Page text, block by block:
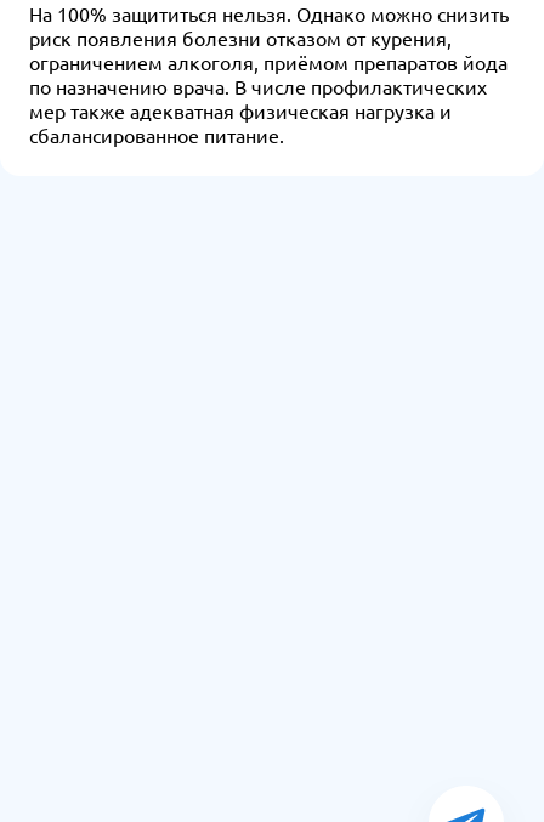
На 100% защититься нельзя. Однако можно снизить
риск появления болезни отказом от курения,
ограничением алкоголя, приёмом препаратов йода
по назначению врача. В числе профилактических
мер также адекватная физическая нагрузка и
сбалансированное питание.